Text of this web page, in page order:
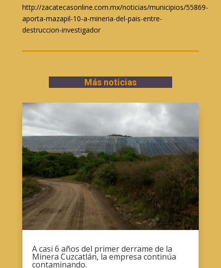
http://zacatecasonline.com.mx/noticias/municipios/55869-
aporta-mazapil-10-a-mineria-del-pais-entre-
destruccion-investigador
Más noticias
A casi 6 años del primer derrame de la
Minera Cuzcatlán, la empresa continúa
contaminando.